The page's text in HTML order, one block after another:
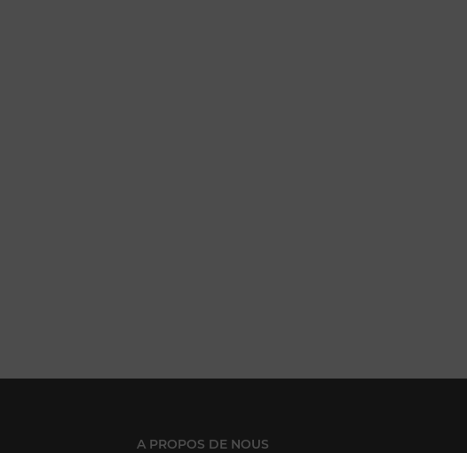
A PROPOS DE NOUS